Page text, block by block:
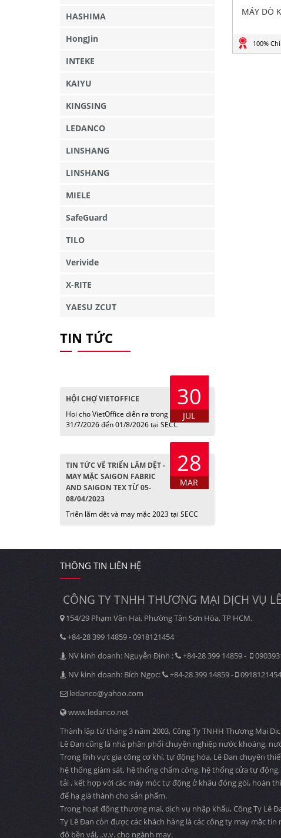
MÁY DÒ
100%
HASHIMA
HongJin
INTEKE
KAIYU
KINGSING
LEDANCO
LINSHANG
LINSHANG
MIELE
SafeGuard
TILO
Verivide
X-RITE
YAESU ZCUT
TIN TỨC
30
JUL
HỘI CHỢ VIETOFFICE
Hoi cho VietOffice diễn ra trong các ngày
31/7/2026 đến 01/8/2026 tại SECC
28
MAR
TIN TỨC VỀ TRIỂN LÃM DỆT -
MAY MẶC SAIGON FABRIC
AND SAIGON TEX TỪ 05-
08/04/2023
Triển lãm dệt và may mặc 2023 tại SECC
THÔNG TIN LIÊN HỆ
CÔNG TY TNHH THƯƠNG MẠI DỊCH VỤ
154/29 Phạm Văn Hai, Phường Tân Sơn Hòa, TP HCM.
+84-28 399 14859 - 0918121454
NV kinh doanh: Nguyễn Định :
+84-28 399 14859 -
NV kinh doanh: Bích Ngọc:
+84-28 399 14859 -
0918121454
ledanco@yahoo.com
www.ledanco.net
Thành lập từ tháng 3 năm 2003, Công Ty TNHH Thương Mại
Lê Đan cũng là nhà phân phối chuyên nghiệp nước khoáng,
Trong lĩnh vực gia công cơ khí, tự động hóa, Lê Đan chuyên
hệ thống giám sát, hệ thống chấm công, hệ thống cửa tự
tải , kết hợp với các máy móc tự động ở khâu đóng gói, hoàn
để hạ giá thành cho sản phẩm.
Trong hoạt động thương mại, dịch vụ nhập khẩu, Công Ty Lê
Ty Lê Đan còn được các khách hàng là các công ty may mặc
độ bền vải, ..v.v. cho ngành may.